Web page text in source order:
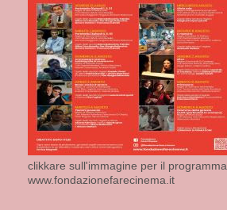
clikkare sull'immagine per il programma
www.fondazionefarecinema.it